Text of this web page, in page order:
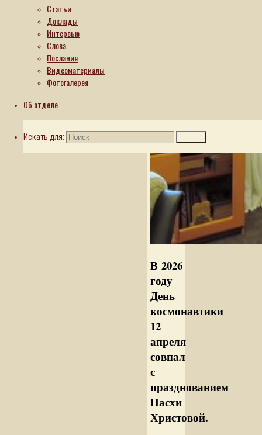
Статьи
Доклады
Интервью
Слова
Послания
Видеоматериалы
Фотогалерея
Об отделе
Искать для:
В 2026
году
День
космонавтики
12
апреля
совпал
с
празднованием
Пасхи
Христовой.